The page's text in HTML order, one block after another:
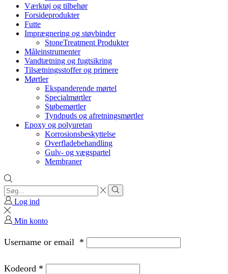
Værktøj og tilbehør
Forsideprodukter
Futte
Imprægnering og støvbinder
StoneTreatment Produkter
Måleinstrumenter
Vandtætning og fugtsikring
Tilsætningsstoffer og primere
Mørtler
Ekspanderende mørtel
Specialmørtler
Støbemørtler
Tyndpuds og afretningsmørtler
Epoxy og polyuretan
Korrosionsbeskyttelse
Overfladebehandling
Gulv- og vægspartel
Membraner
Search
input
Search
Log ind
Min konto
Username or email *
Kodeord *